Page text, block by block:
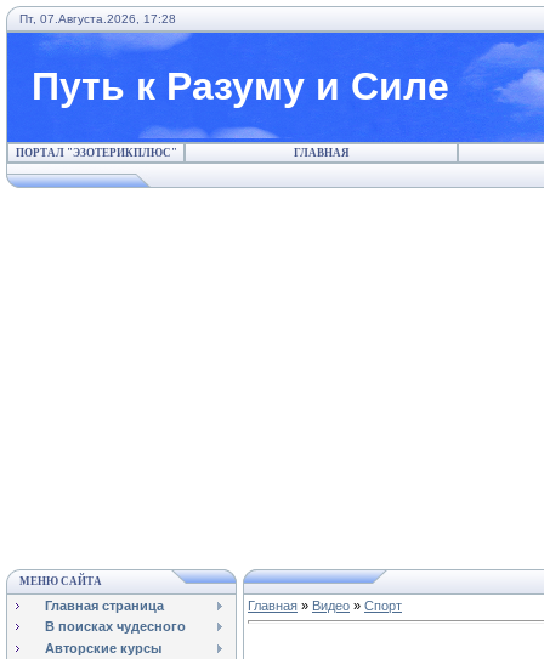
Пт, 07.Августа.2026, 17:28
Путь к Разуму и Силе
ПОРТАЛ "ЭЗОТЕРИКПЛЮС" ГЛАВНАЯ
МЕНЮ САЙТА
Главная страница
В поисках чудесного
Авторские курсы
Главная » Видео » Спорт